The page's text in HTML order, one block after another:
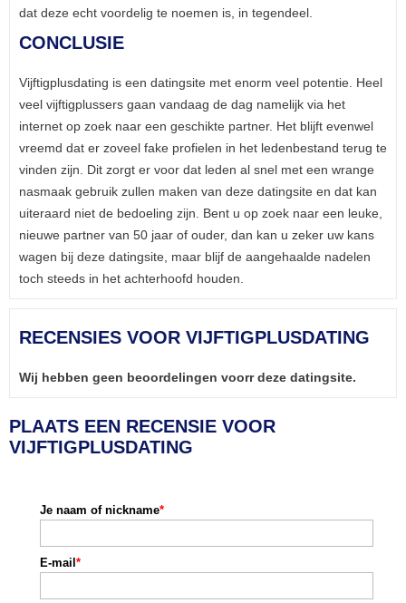
dat deze echt voordelig te noemen is, in tegendeel.
CONCLUSIE
Vijftigplusdating is een datingsite met enorm veel potentie. Heel
veel vijftigplussers gaan vandaag de dag namelijk via het
internet op zoek naar een geschikte partner. Het blijft evenwel
vreemd dat er zoveel fake profielen in het ledenbestand terug te
vinden zijn. Dit zorgt er voor dat leden al snel met een wrange
nasmaak gebruik zullen maken van deze datingsite en dat kan
uiteraard niet de bedoeling zijn. Bent u op zoek naar een leuke,
nieuwe partner van 50 jaar of ouder, dan kan u zeker uw kans
wagen bij deze datingsite, maar blijf de aangehaalde nadelen
toch steeds in het achterhoofd houden.
RECENSIES VOOR VIJFTIGPLUSDATING
Wij hebben geen beoordelingen voorr deze datingsite.
PLAATS EEN RECENSIE VOOR
VIJFTIGPLUSDATING
Je naam of nickname*
E-mail *